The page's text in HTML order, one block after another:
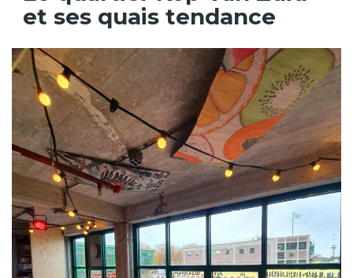
et ses quais tendance